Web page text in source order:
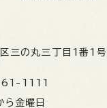
三の丸三丁目1番1号
1111
ら金曜日